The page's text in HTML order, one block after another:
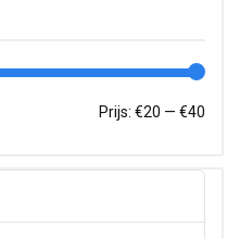
Prijs: €20 — €40